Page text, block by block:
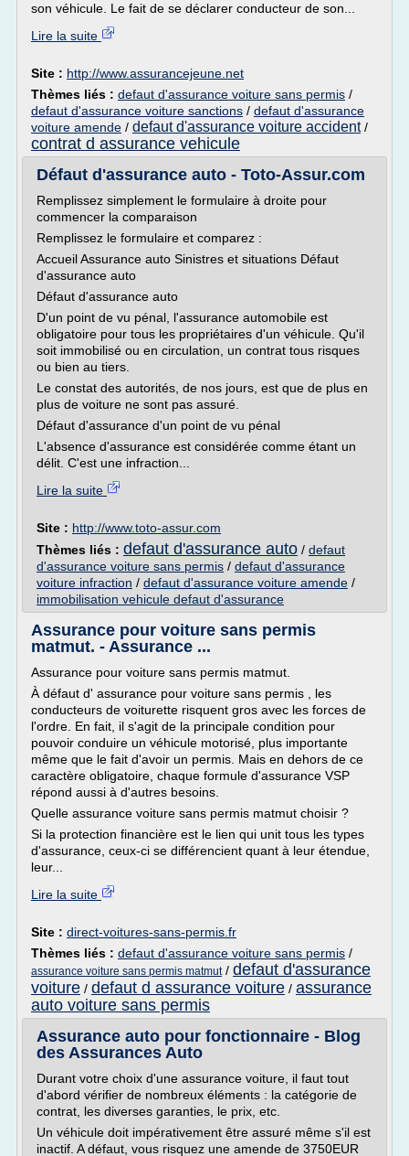
son véhicule. Le fait de se déclarer conducteur de son...
Lire la suite
Site : http://www.assurancejeune.net
Thèmes liés : defaut d'assurance voiture sans permis /
defaut d'assurance voiture sanctions / defaut d'assurance
voiture amende / defaut d'assurance voiture accident/
contrat d assurance vehicule
Défaut d'assurance auto - Toto-Assur.com
Remplissez simplement le formulaire à droite pour
commencer la comparaison
Remplissez le formulaire et comparez :
Accueil Assurance auto Sinistres et situations Défaut
d'assurance auto
Défaut d'assurance auto
D'un point de vu pénal, l'assurance automobile est
obligatoire pour tous les propriétaires d'un véhicule. Qu'il
soit immobilisé ou en circulation, un contrat tous risques
ou bien au tiers.
Le constat des autorités, de nos jours, est que de plus en
plus de voiture ne sont pas assuré.
Défaut d'assurance d'un point de vu pénal
L'absence d'assurance est considérée comme étant un
délit. C'est une infraction...
Lire la suite
Site : http://www.toto-assur.com
Thèmes liés : defaut d'assurance auto / defaut
d'assurance voiture sans permis / defaut d'assurance
voiture infraction / defaut d'assurance voiture amende /
immobilisation vehicule defaut d'assurance
Assurance pour voiture sans permis
matmut. - Assurance ...
Assurance pour voiture sans permis matmut.
À défaut d' assurance pour voiture sans permis , les
conducteurs de voiturette risquent gros avec les forces de
l'ordre. En fait, il s'agit de la principale condition pour
pouvoir conduire un véhicule motorisé, plus importante
même que le fait d'avoir un permis. Mais en dehors de ce
caractère obligatoire, chaque formule d'assurance VSP
répond aussi à d'autres besoins.
Quelle assurance voiture sans permis matmut choisir ?
Si la protection financière est le lien qui unit tous les types
d'assurance, ceux-ci se différencient quant à leur étendue,
leur...
Lire la suite
Site : direct-voitures-sans-permis.fr
Thèmes liés : defaut d'assurance voiture sans permis /
assurance voiture sans permis matmut/ defaut d'assurance
voiture / defaut d assurance voiture / assurance
auto voiture sans permis
Assurance auto pour fonctionnaire - Blog
des Assurances Auto
Durant votre choix d'une assurance voiture, il faut tout
d'abord vérifier de nombreux éléments : la catégorie de
contrat, les diverses garanties, le prix, etc.
Un véhicule doit impérativement être assuré même s'il est
inactif. A défaut, vous risquez une amende de 3750EUR